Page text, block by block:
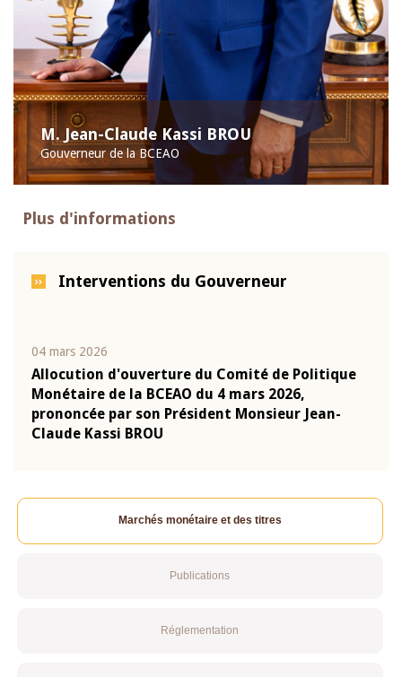
M. Jean-Claude Kassi BROU
Gouverneur de la BCEAO
Plus d'informations
Interventions du Gouverneur
04 mars 2026
Allocution d'ouverture du Comité de Politique
Monétaire de la BCEAO du 4 mars 2026,
prononcée par son Président Monsieur Jean-
Claude Kassi BROU
Marchés monétaire et des titres
Publications
Réglementation